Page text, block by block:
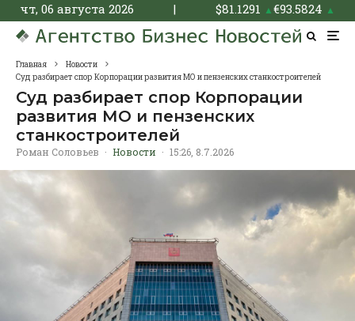
чт, 06 августа 2026 | $81.1291 ▲€93.5824 ▲
Главная
Новости
Суд разбирает спор Корпорации развития МО и пензенских станкостроителей
Суд разбирает спор Корпорации
развития МО и пензенских
станкостроителей
Роман Соловьев · Новости · 15:26, 8.7.2026